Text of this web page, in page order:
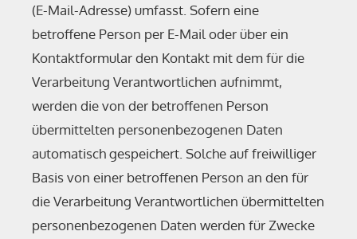
(E-Mail-Adresse) umfasst. Sofern eine
betroffene Person per E-Mail oder über ein
Kontaktformular den Kontakt mit dem für die
Verarbeitung Verantwortlichen aufnimmt,
werden die von der betroffenen Person
übermittelten personenbezogenen Daten
automatisch gespeichert. Solche auf freiwilliger
Basis von einer betroffenen Person an den für
die Verarbeitung Verantwortlichen übermittelten
personenbezogenen Daten werden für Zwecke